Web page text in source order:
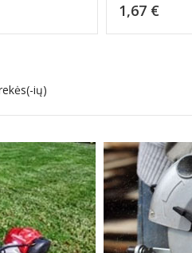
1,67 €
ių)